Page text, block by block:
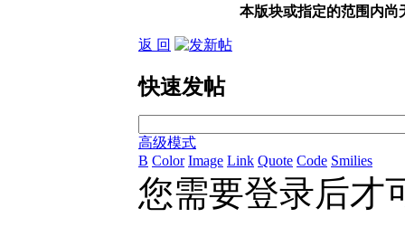
本版块或指定的范围内尚
返 回
快速发帖
高级模式
B Color Image Link Quote Code Smilies
您需要登录后才